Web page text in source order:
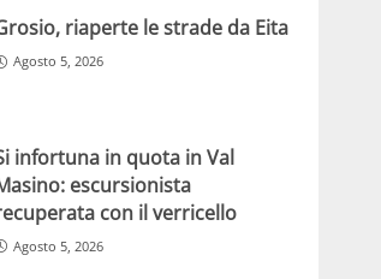
riaperte le strade da Eita
Agosto 5, 2026
infortuna in quota in Val
escursionista
con il verricello
Agosto 5, 2026